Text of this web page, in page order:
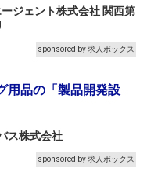
ジェント株式会社 関西第
sponsored by 求人ボックス
用品の「製品開発設
ス株式会社
sponsored by 求人ボックス